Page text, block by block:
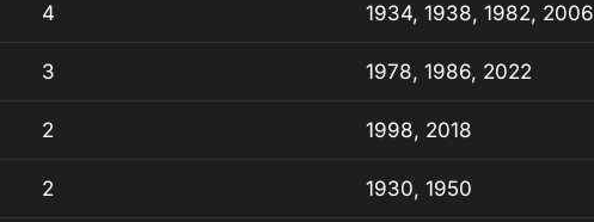
4 1934, 1938, 1982, 2006
3 1978, 1986, 2022
2 1998, 2018
2 1930, 1950